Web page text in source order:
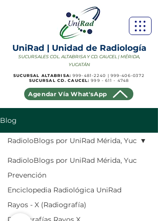
SUCURSAL ALTABRISA:999-481-2240 | 999-406-0372
SUCURSAL CD. CAUCEL:999 - 611 - 4748
UniRad | Unidad de Radiología
SUCURSALES COL. ALTABRISA Y CD. CAUCEL | MÉRIDA,
YUCATÁN
Agendar Vía What'sApp
Blog
RadioloBlogs por UniRad Mérida, Yuc
Prevención
Enciclopedia Radiológica UniRad
Rayos - X (Radiografía)
RadioloBlogs por UniRad Mérida, Yuc